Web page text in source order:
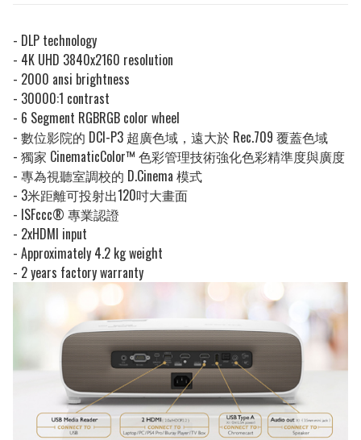
- DLP technology
- 4K UHD 3840x2160 resolution
- 2000 ansi brightness
- 30000:1 contrast
- 6 Segment RGBRGB color wheel
- 數位影院的 DCI-P3 超廣色域，遠大於 Rec.709 覆蓋色域
- 獨家 CinematicColor™ 色彩管理技術強化色彩精準度與廣度
- 專為視聽室調校的 D.Cinema 模式
- 3米距離可投射出120吋大畫面
- ISFccc® 專業認證
- 2xHDMI input
- Approximately 4.2 kg weight
- 2 years factory warranty